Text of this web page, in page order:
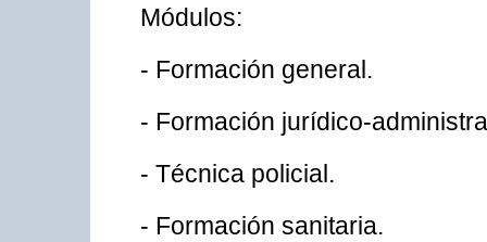
Módulos:
- Formación general.
- Formación jurídico-
- Técnica policial.
- Formación sanitaria.